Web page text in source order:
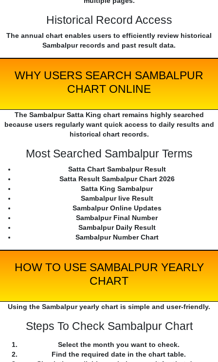
Historical Record Access
The annual chart enables users to efficiently review historical
Sambalpur records and past result data.
WHY USERS SEARCH SAMBALPUR
CHART ONLINE
The Sambalpur Satta King chart remains highly searched
because users regularly want quick access to daily results and
historical chart records.
Most Searched Sambalpur Terms
Satta Chart Sambalpur Result
Satta Result Sambalpur Chart 2026
Satta King Sambalpur
Sambalpur live Result
Sambalpur Online Updates
Sambalpur Final Number
Sambalpur Daily Result
Sambalpur Number Chart
HOW TO USE SAMBALPUR YEARLY
CHART
Using the Sambalpur yearly chart is simple and user-friendly.
Steps To Check Sambalpur Chart
Select the month you want to check.
Find the required date in the chart table.